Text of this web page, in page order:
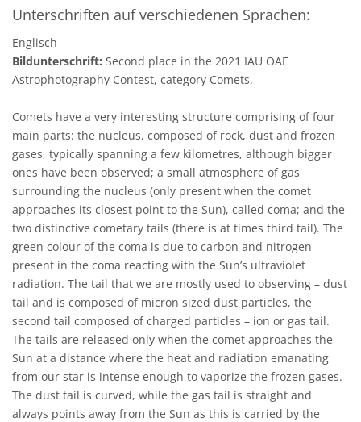
Unterschriften auf verschiedenen Sprachen:
Englisch
Bildunterschrift: Second place in the 2021 IAU OAE
Astrophotography Contest, category Comets.
Comets have a very interesting structure comprising of four
main parts: the nucleus, composed of rock, dust and frozen
gases, typically spanning a few kilometres, although bigger
ones have been observed; a small atmosphere of gas
surrounding the nucleus (only present when the comet
approaches its closest point to the Sun), called coma; and the
two distinctive cometary tails (there is at times third tail). The
green colour of the coma is due to carbon and nitrogen
present in the coma reacting with the Sun’s ultraviolet
radiation. The tail that we are mostly used to observing – dust
tail and is composed of micron sized dust particles, the
second tail composed of charged particles – ion or gas tail.
The tails are released only when the comet approaches the
Sun at a distance where the heat and radiation emanating
from our star is intense enough to vaporize the frozen gases.
The dust tail is curved, while the gas tail is straight and
always points away from the Sun as this is carried by the